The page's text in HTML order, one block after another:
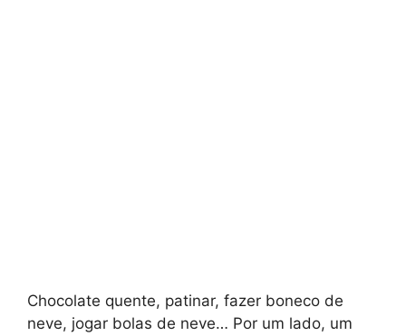
Chocolate quente, patinar, fazer boneco de
neve, jogar bolas de neve… Por um lado, um